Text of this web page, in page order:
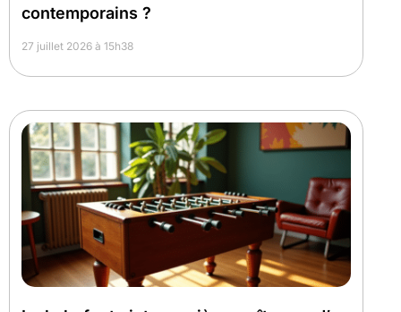
contemporains ?
27 juillet 2026 à 15h38